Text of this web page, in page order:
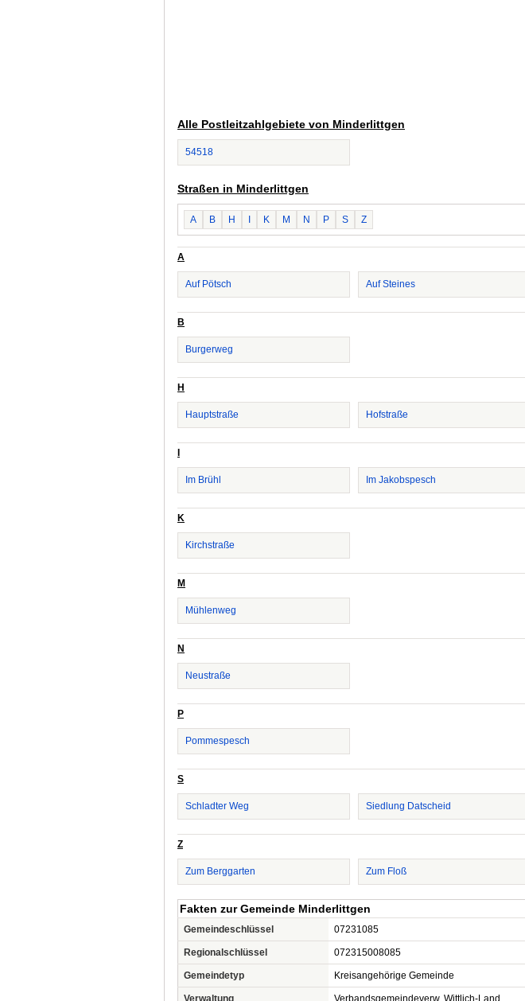
Alle Postleitzahlgebiete von Minderlittgen
54518
Straßen in Minderlittgen
A B H K M N P S Z
A
Auf Pötsch Auf Steines
B
Burgerweg
H
Hauptstraße Hofstraße
Im Brühl Im Jakobspesch
K
Kirchstraße
M
Mühlenweg
N
Neustraße
P
Pommespesch
S
Schladter Weg Siedlung Datscheid
Z
Zum Berggarten Zum Floß
Fakten zur Gemeinde Minderlittgen
Gemeindeschlüssel 07231085
Regionalschlüssel 072315008085
Gemeindetyp Kreisangehörige Gemeinde
Verwaltung Verbandsgemeindeverw. Wittlich-Land